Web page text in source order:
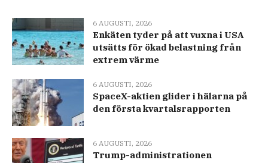
6 AUGUSTI, 2026
Enkäten tyder på att vuxna i USA
utsätts för ökad belastning från
extrem värme
6 AUGUSTI, 2026
SpaceX-aktien glider i hälarna på
den första kvartalsrapporten
6 AUGUSTI, 2026
Trump-administrationen